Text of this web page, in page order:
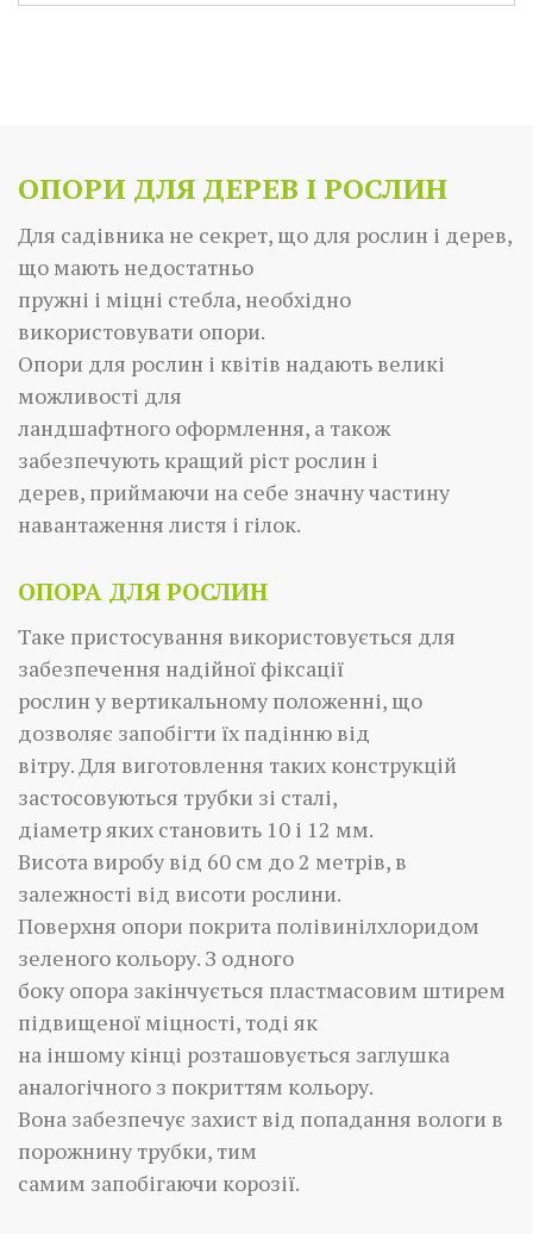
ОПОРИ ДЛЯ ДЕРЕВ І РОСЛИН
Для садівника не секрет, що для рослин і дерев,
що мають недостатньо
пружні і міцні стебла, необхідно
використовувати опори.
Опори для рослин і квітів надають великі
можливості для
ландшафтного оформлення, а також
забезпечують кращий ріст рослин і
дерев, приймаючи на себе значну частину
навантаження листя і гілок.
ОПОРА ДЛЯ РОСЛИН
Таке пристосування використовується для
забезпечення надійної фіксації
рослин у вертикальному положенні, що
дозволяє запобігти їх падінню від
вітру. Для виготовлення таких конструкцій
застосовуються трубки зі сталі,
діаметр яких становить 10 і 12 мм.
Висота виробу від 60 см до 2 метрів, в
залежності від висоти рослини.
Поверхня опори покрита полівинілхлоридом
зеленого кольору. З одного
боку опора закінчується пластмасовим штирем
підвищеної міцності, тоді як
на іншому кінці розташовується заглушка
аналогічного з покриттям кольору.
Вона забезпечує захист від попадання вологи в
порожнину трубки, тим
самим запобігаючи корозії.